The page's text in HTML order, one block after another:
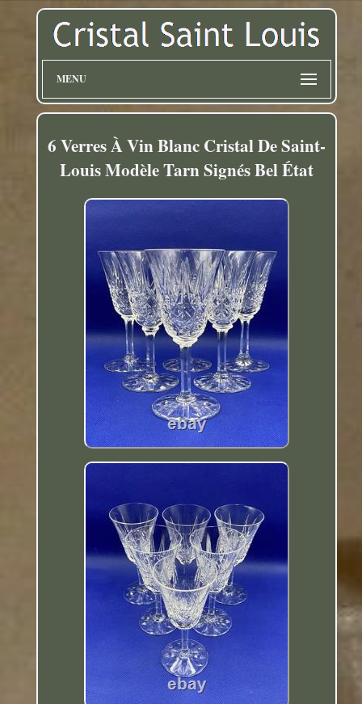
MENU
6 Verres À Vin Blanc Cristal De Saint-
Louis Modèle Tarn Signés Bel État